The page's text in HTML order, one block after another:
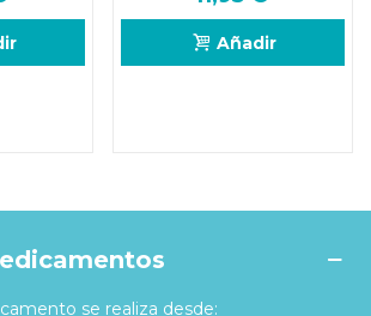
Añadir
se realiza desde: